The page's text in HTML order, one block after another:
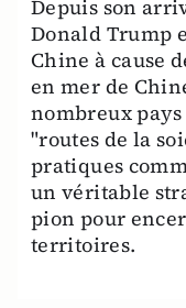
Depuis son
Donald Trump
Chine à cause
en mer de
nombreux
"routes de la
pratiques
un véritable
pion pour
territoires.